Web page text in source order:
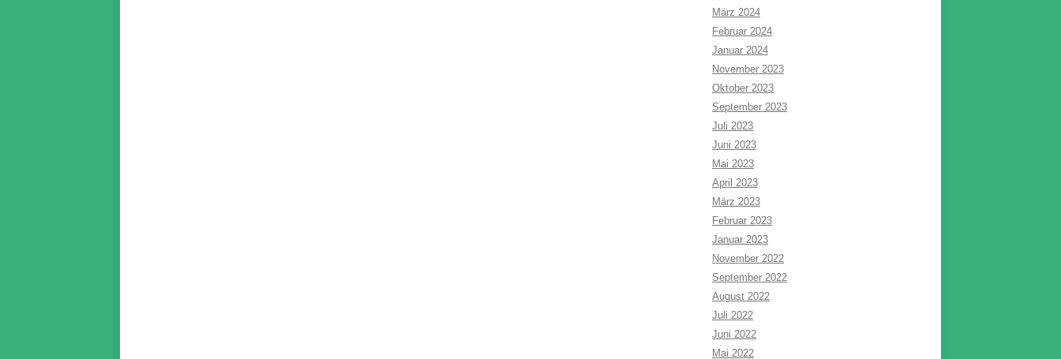
März 2024
Februar 2024
Januar 2024
November 2023
Oktober 2023
September 2023
Juli 2023
Juni 2023
Mai 2023
April 2023
März 2023
Februar 2023
Januar 2023
November 2022
September 2022
August 2022
Juli 2022
Juni 2022
Mai 2022